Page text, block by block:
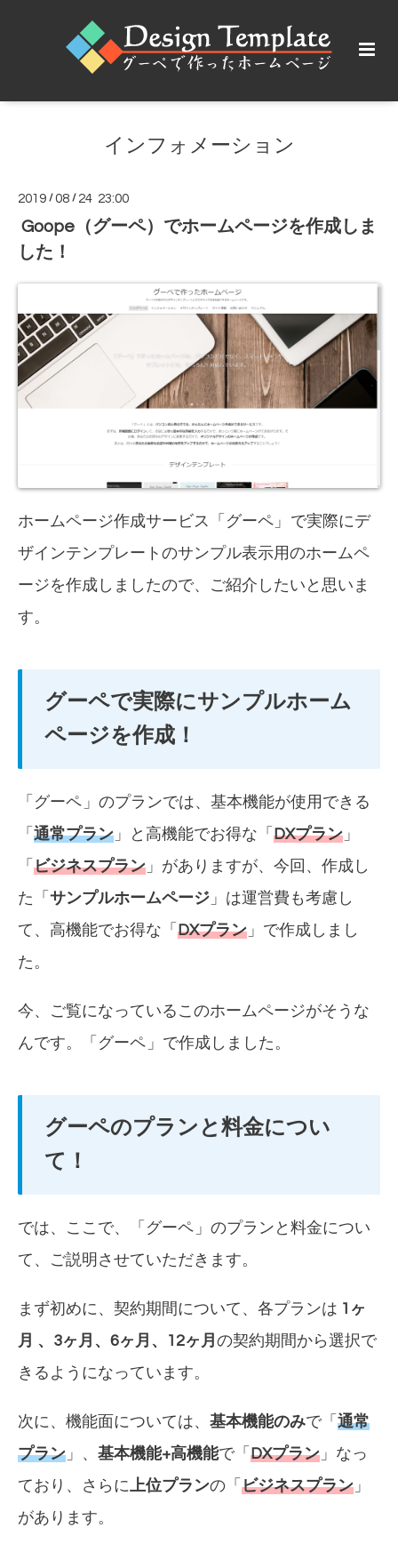
インフォメーション
2019 /08 / 24 23:00
Goope（グーペ）でホームページを作成しま
した！
ホームページ作成サービス「グーペ」
で実際にデ
ザインテンプレートのサンプル表示用のホームペ
ージを作成しましたので、ご紹介したいと思いま
す。
グーペで実際にサンプルホーム
ページを作成！
「 グーペ 」のプランでは、基本機能が使用できる
「 通常プラン 」と高機能でお得な「 DXプラン 」
「 ビジネスプラン 」がありますが、今回、作成し
た「 サンプルホームページ 」は運営費も考慮し
て、高機能でお得な「 DXプラン 」で作成しまし
た。
今、ご覧になっているこのホームページがそうな
んです。「 グーペ 」で作成しました。
グーペのプランと料金につい
て！
では、ここで、「 グーペ 」のプランと料金につい
て、ご説明させていただきます。
まず初めに、契約期間について、各プランは 1ヶ
月 、3ヶ月、6ヶ月、12ヶ月 の契約期間から選択で
きるようになっています。
次に、機能面については、 基本機能のみで「 通常
プラン 」、 基本機能+高機能で「 DXプラン 」なっ
ており、さらに
上位プランの「 ビジネスプラン 」
があります。